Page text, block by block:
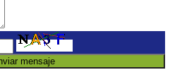
mensaje